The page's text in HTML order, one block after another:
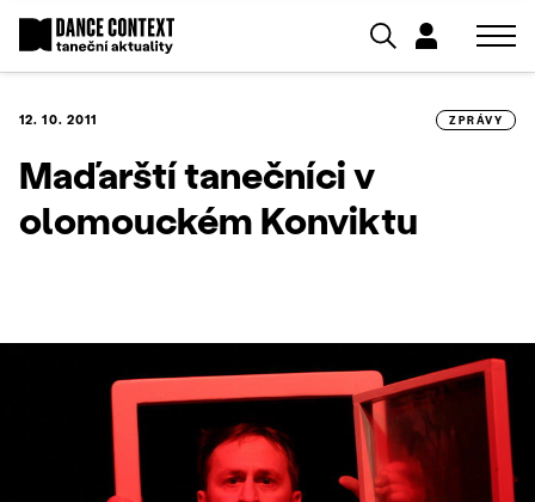
12. 10. 2011 ZPRÁVY
Maďarští tanečníci v
olomouckém Konviktu